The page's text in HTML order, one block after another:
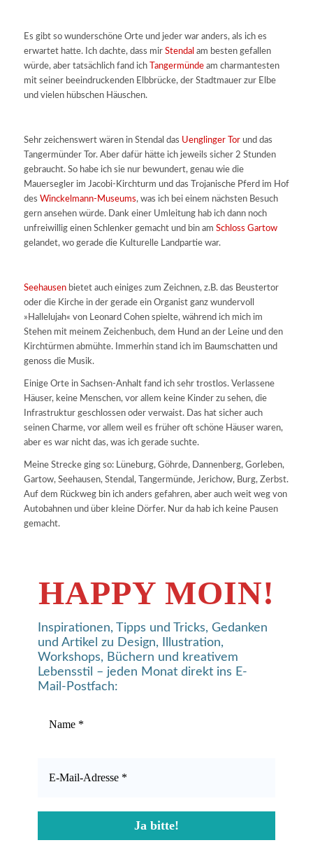
Es gibt so wunderschöne Orte und jeder war anders, als ich es
erwartet hatte. Ich dachte, dass mir Stendal am besten gefallen
würde, aber tatsächlich fand ich
Tangermündeam charmantesten
mit seiner beeindruckenden Elbbrücke, der Stadtmauer zur Elbe
und vielen hübschen Häuschen.
Sehr zeichenswert wären in Stendal das Uenglinger Torund das
Tangermünder Tor. Aber dafür hätte ich jeweils sicher 2 Stunden
gebraucht. So habe ich sie nur bewundert, genau wie die
Mauersegler im Jacobi-Kirchturm und das Trojanische Pferd im Hof
des Winckelmann-Museums, was ich bei einem nächsten Besuch
gern ansehen würde. Dank einer Umleitung hab ich dann noch
unfreiwillig einen Schlenker gemacht und bin am Schloss Gartow
gelandet, wo gerade die Kulturelle Landpartie war.
Seehausenbietet auch einiges zum Zeichnen, z.B. das Beustertor
oder die Kirche in der gerade ein Organist ganz wundervoll
»Hallelujah« von Leonard Cohen spielte, während ich mich im
Stehen mit meinem Zeichenbuch, dem Hund an der Leine und den
Kirchtürmen abmühte. Immerhin stand ich im Baumschatten und
genoss die Musik.
Einige Orte in Sachsen-Anhalt fand ich sehr trostlos. Verlassene
Häuser, keine Menschen, vor allem keine Kinder zu sehen, die
Infrastruktur geschlossen oder verwaist. Das hat sicher auch
seinen Charme, vor allem weil es früher oft schöne Häuser waren,
aber es war nicht das, was ich gerade suchte.
Meine Strecke ging so: Lüneburg, Göhrde, Dannenberg, Gorleben,
Gartow, Seehausen, Stendal, Tangermünde, Jerichow, Burg, Zerbst.
Auf dem Rückweg bin ich anders gefahren, aber auch weit weg von
Autobahnen und über kleine Dörfer. Nur da hab ich keine Pausen
gemacht.
HAPPY MOIN!
Inspirationen, Tipps und Tricks, Gedanken
und Artikel zu Design, Illustration,
Workshops, Büchern und kreativem
Lebensstil – jeden Monat direkt ins E-
Mail-Postfach: